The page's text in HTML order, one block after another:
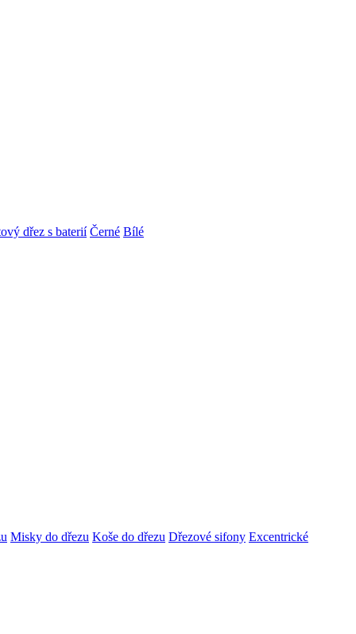
dřez s baterií Černé Bílé
Misky do dřezu Koše do dřezu Dřezové sifony Excentrické